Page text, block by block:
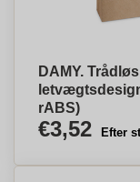
DAMY.
rABS)
€3,52 Efter